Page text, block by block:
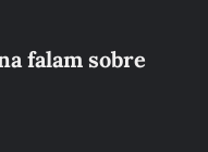
falam sobre